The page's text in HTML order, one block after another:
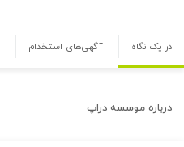
در یک نگاه آگهی‌های استخدام
درباره موسسه دراپ